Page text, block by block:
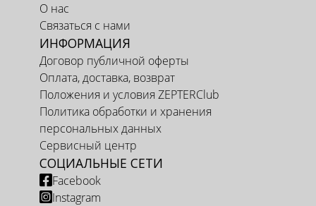
О нас
Связаться с нами
ИНФОРМАЦИЯ
Договор публичной оферты
Оплата, доставка, возврат
Положения и условия ZEPTERClub
Политика обработки и хранения
персональных данных
Сервисный центр
СОЦИАЛЬНЫЕ СЕТИ
Facebook
Instagram